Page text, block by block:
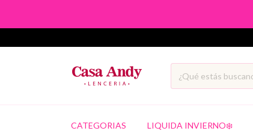
CATEGORIAS LIQUIDA INVIERNO❄️